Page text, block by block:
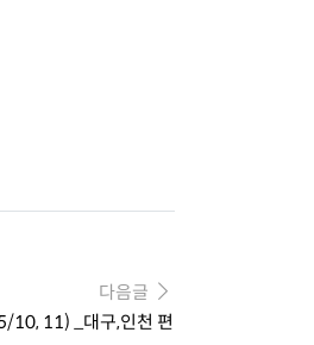
다음글
10, 11) _대구,인천 편